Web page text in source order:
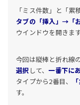
「ミス件数」と「累
タブの「挿入」→「
ウインドウを開きます
今回は縦棒と折れ線
選択 して、 一番下に
タイプから2番目、
す。